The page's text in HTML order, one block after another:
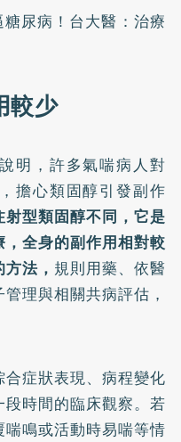
尿病！台大醫：治療
較少
明，許多氣喘病人對
擔心類固醇引發副作
型類固醇不同，它是
全身的副作用相對較
法， 規則用藥、依醫
理與相關共病評估，
症狀表現、病程變化
時間的臨床觀察。若
鳴或活動時易喘等情